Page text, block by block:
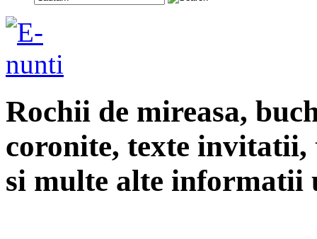
Rochii de mireasa,
coronite, texte
si multe alte informatii